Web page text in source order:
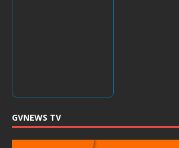
GVNEWS TV